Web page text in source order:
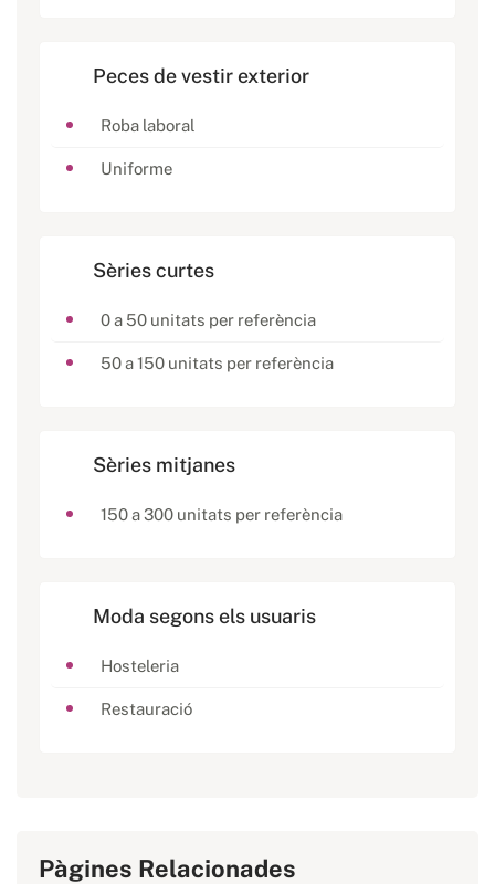
Peces de vestir exterior
Roba laboral
Uniforme
Sèries curtes
0 a 50 unitats per referència
50 a 150 unitats per referència
Sèries mitjanes
150 a 300 unitats per referència
Moda segons els usuaris
Hosteleria
Restauració
Pàgines Relacionades